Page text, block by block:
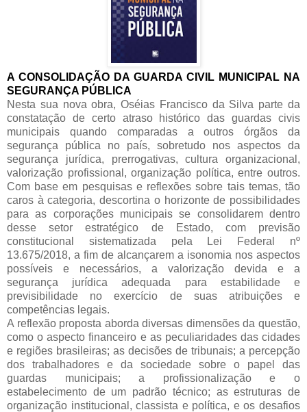
A CONSOLIDAÇÃO DA GUARDA CIVIL MUNICIPAL NA
SEGURANÇA PÚBLICA
Nesta sua nova obra, Oséias Francisco da Silva parte da
constatação de certo atraso histórico das guardas civis
municipais quando comparadas a outros órgãos da
segurança pública no país, sobretudo nos aspectos da
segurança jurídica, prerrogativas, cultura organizacional,
valorização profissional, organização política, entre outros.
Com base em pesquisas e reflexões sobre tais temas, tão
caros à categoria, descortina o horizonte de possibilidades
para as corporações municipais se consolidarem dentro
desse setor estratégico de Estado, com previsão
constitucional sistematizada pela Lei Federal nº
13.675/2018, a fim de alcançarem a isonomia nos aspectos
possíveis e necessários, a valorização devida e a
segurança jurídica adequada para estabilidade e
previsibilidade no exercício de suas atribuições e
competências legais.
A reflexão proposta aborda diversas dimensões da questão,
como o aspecto financeiro e as peculiaridades das cidades
e regiões brasileiras; as decisões de tribunais; a percepção
dos trabalhadores e da sociedade sobre o papel das
guardas municipais; a profissionalização e o
estabelecimento de um padrão técnico; as estruturas de
organização institucional, classista e política, e os desafios